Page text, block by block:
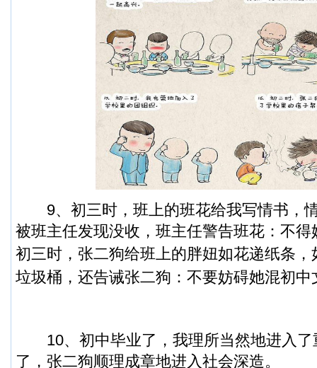
9、初三时，班上的班花给我写情书，
被班主任发现没收，班主任警告班花：不
初三时，张二狗给班上的胖妞如花递纸条
垃圾桶，还告诫张二狗：不要妨碍她混初中
10、初中毕业了，我理所当然地进入了
了，张二狗顺理成章地进入社会深造。